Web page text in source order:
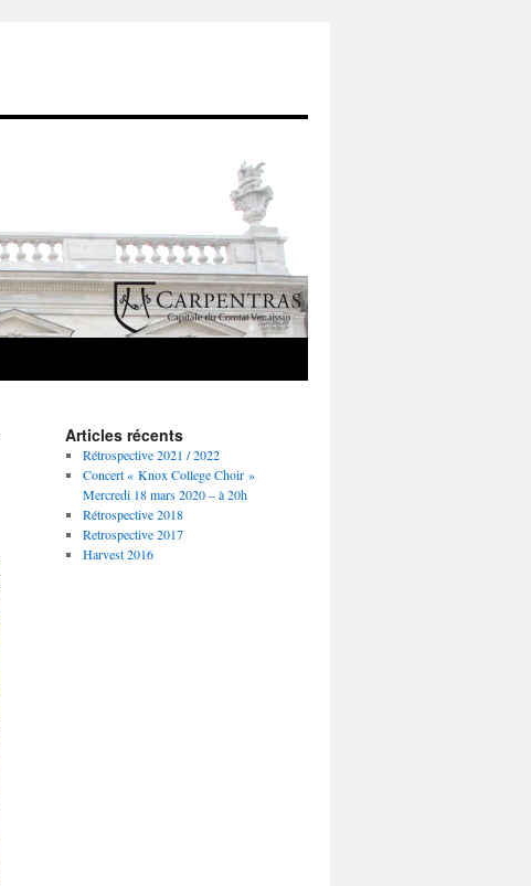
Articles récents
Rétrospective 2021 / 2022
Concert « Knox College Choir »
Mercredi 18 mars 2020 – à 20h
Rétrospective 2018
Retrospective 2017
Harvest 2016